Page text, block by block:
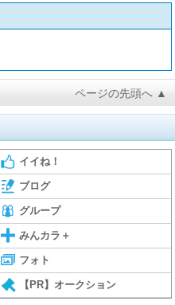
ページの先頭へ ▲
イイね！
ブログ
グループ
みんカラ＋
フォト
【PR】オークション